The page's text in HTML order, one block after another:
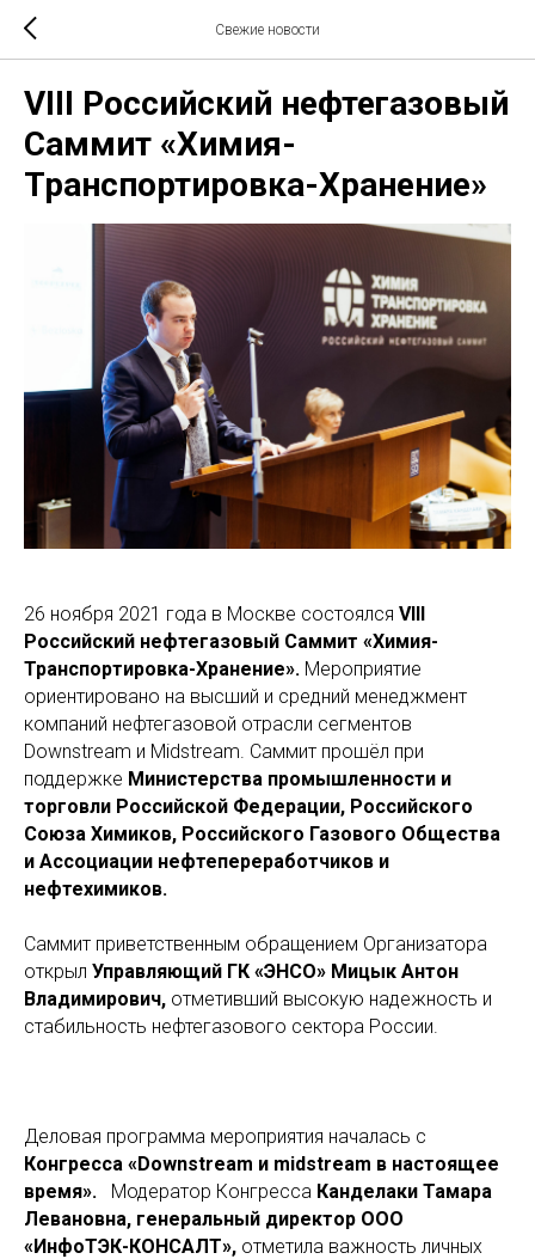
Свежие новости
VIII Российский нефтегазовый
Саммит «Химия-
Транспортировка-Хранение»
26 ноября 2021 года в Москве состоялся VIII
Российский нефтегазовый Саммит «Химия-
Транспортировка-Хранение». Мероприятие
ориентировано на высший и средний менеджмент
компаний нефтегазовой отрасли сегментов
Downstream и Midstream. Саммит прошёл при
поддержке Министерства промышленности и
торговли Российской Федерации, Российского
Союза Химиков, Российского Газового Общества
и Ассоциации нефтепереработчиков и
нефтехимиков.
Саммит приветственным обращением Организатора
открыл Управляющий ГК «ЭНСО» Мицык Антон
Владимирович, отметивший высокую надежность и
стабильность нефтегазового сектора России.
Деловая программа мероприятия началась с
Конгресса «Downstream и midstream в настоящее
время».
Модератор Конгресса Канделаки Тамара
Левановна, генеральный директор ООО
«ИнфоТЭК-КОНСАЛТ», отметила важность личных